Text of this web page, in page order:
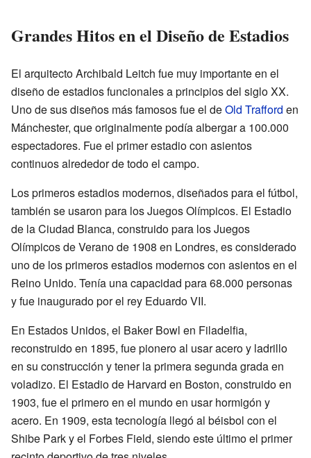
Grandes Hitos en el Diseño de Estadios
El arquitecto Archibald Leitch fue muy importante en el
diseño de estadios funcionales a principios del siglo XX.
Uno de sus diseños más famosos fue el deOld Trafford en
Mánchester, que originalmente podía albergar a 100.000
espectadores. Fue el primer estadio con asientos
continuos alrededor de todo el campo.
Los primeros estadios modernos, diseñados para el fútbol,
también se usaron para los Juegos Olímpicos. El Estadio
de la Ciudad Blanca, construido para los Juegos
Olímpicos de Verano de 1908 en Londres, es considerado
uno de los primeros estadios modernos con asientos en el
Reino Unido. Tenía una capacidad para 68.000 personas
y fue inaugurado por el rey Eduardo VII.
En Estados Unidos, el Baker Bowl en Filadelfia,
reconstruido en 1895, fue pionero al usar acero y ladrillo
en su construcción y tener la primera segunda grada en
voladizo. El Estadio de Harvard en Boston, construido en
1903, fue el primero en el mundo en usar hormigón y
acero. En 1909, esta tecnología llegó al béisbol con el
Shibe Park y el Forbes Field, siendo este último el primer